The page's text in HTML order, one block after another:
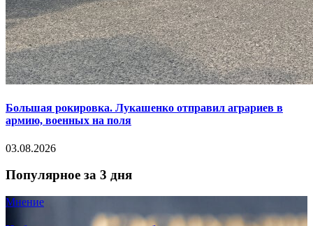
Большая рокировка. Лукашенко отправил аграриев в
армию, военных на поля
03.08.2026
Популярное за 3 дня
Мнение